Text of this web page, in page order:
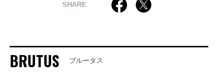
SHARE
BRUTUS ブルータス